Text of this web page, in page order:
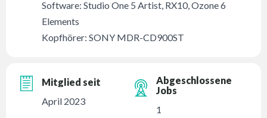
Software: Studio One 5 Artist, RX10, Ozone 6
Elements
Kopfhörer: SONY MDR-CD900ST
Mitglied seit
April 2023
Abgeschlossene
Jobs
1